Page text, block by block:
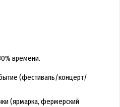
времени.
(фестиваль/концерт/
(ярмарка, фермерский